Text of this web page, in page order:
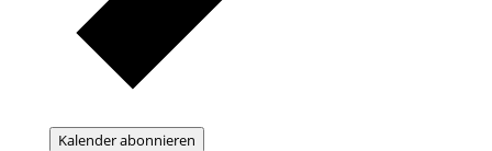
Kalender abonnieren